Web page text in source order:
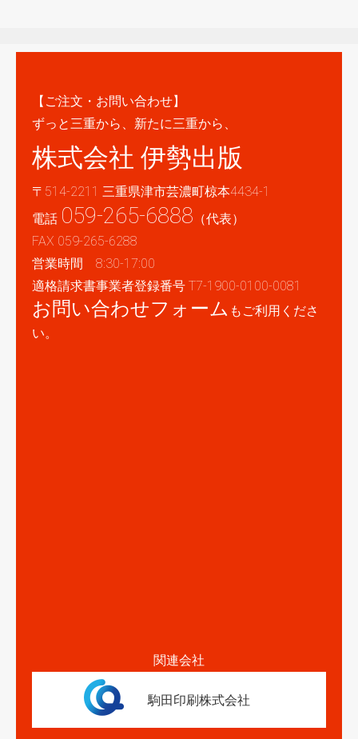
【ご注文・お問い合わせ】
ずっと三重から、新たに三重から、
株式会社 伊勢出版
〒514-2211 三重県津市芸濃町椋本4434-1
電話 059-265-6888 （代表）
FAX 059-265-6288
営業時間 8:30-17:00
適格請求書事業者登録番号 T7-1900-0100-0081
お問い合わせフォーム もご利用くださ
い。
関連会社
駒田印刷株式会社